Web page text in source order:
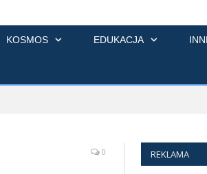
KOSMOS EDUKACJA
0 REKLAMA